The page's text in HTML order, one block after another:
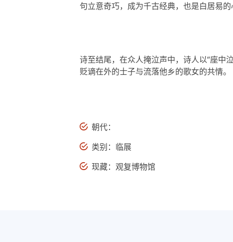
句立意奇巧，成为千古经典，也是白居易的
诗至结尾，在众人掩泣声中，诗人以“座中
贬谪在外的士子与流落他乡的歌女的共情。
朝代：
类别：临展
现藏：观复博物馆